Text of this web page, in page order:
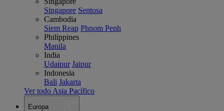
Singapore Sentosa
Cambodia
Siem Reap Phnom Penh
Philippines
Manila
India
Udaipur Jaipur
Indonesia
Bali Jakarta
Ver todo Asia Pacífico
Europa